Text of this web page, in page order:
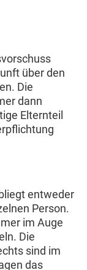
über den
Die
dann
Elternteil
entweder
Person.
im Auge
Die
sind im
das